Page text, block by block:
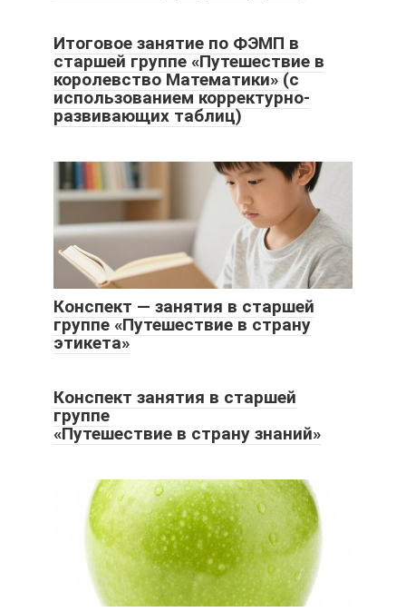
Итоговое занятие по ФЭМП в
старшей группе «Путешествие в
королевство Математики» (с
использованием корректурно-
развивающих таблиц)
Конспект — занятия в старшей
группе «Путешествие в страну
этикета»
Конспект занятия в старшей
группе
«Путешествие в страну знаний»